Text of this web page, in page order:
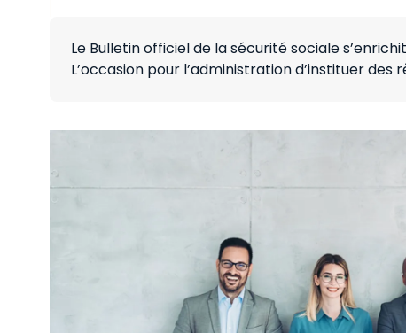
Le Bulletin officiel de la sécurité sociale
L’occasion pour l’administration d’instituer